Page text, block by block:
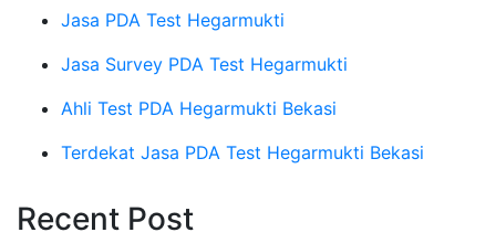
Jasa PDA Test Hegarmukti
Jasa Survey PDA Test Hegarmukti
Ahli Test PDA Hegarmukti Bekasi
Terdekat Jasa PDA Test Hegarmukti Bekasi
Recent Post